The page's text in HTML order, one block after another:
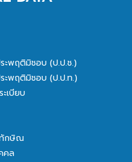
ะพฤติมิชอบ (ป.ป.ช.)
ระพฤติมิชอบ (ป.ป.ท.)
เบียบ
ทักษิณ
คล